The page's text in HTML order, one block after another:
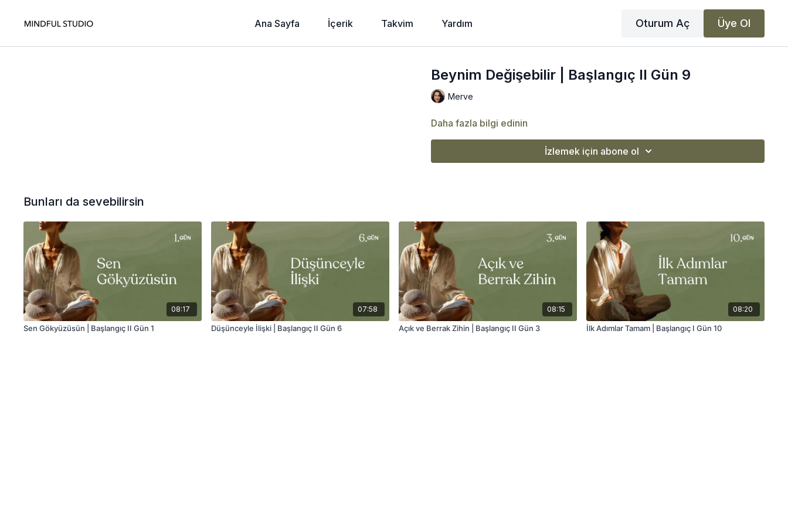
Ana Sayfa İçerik Takvim Yardım Oturum Aç Üye Ol
Beynim Değişebilir | Başlangıç II Gün 9
Merve
Daha fazla bilgi edinin
İzlemek için abone ol
Bunları da sevebilirsin
08:17
Sen Gökyüzüsün | Başlangıç II Gün 1
07:58
Düşünceyle İlişki | Başlangıç II Gün 6
08:15
Açık ve Berrak Zihin | Başlangıç II Gün 3
08:20
İlk Adımlar Tamam | Başlangıç I Gün 10